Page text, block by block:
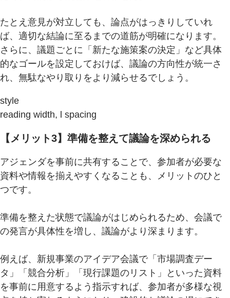
たとえ意見が対立しても、論点がはっきりしていれ
ば、適切な結論に至るまでの道筋が明確になります。
さらに、議題ごとに「新たな施策案の決定」など具体
的なゴールを設定しておけば、議論の方向性が統一さ
れ、無駄なやり取りをより減らせるでしょう。
style
reading width, l spacing
【メリット3】準備を整えて議論を深められる
アジェンダを事前に共有することで、参加者が必要な
資料や情報を揃えやすくなることも、メリットのひと
つです。
準備を整えた状態で議論がはじめられるため、会議で
の発言が具体性を増し、議論がより深まります。
例えば、新規事業のアイデア会議で「市場調査デー
タ」「競合分析」「現行課題のリスト」といった資料
を事前に用意するよう指示すれば、参加者が多様な視